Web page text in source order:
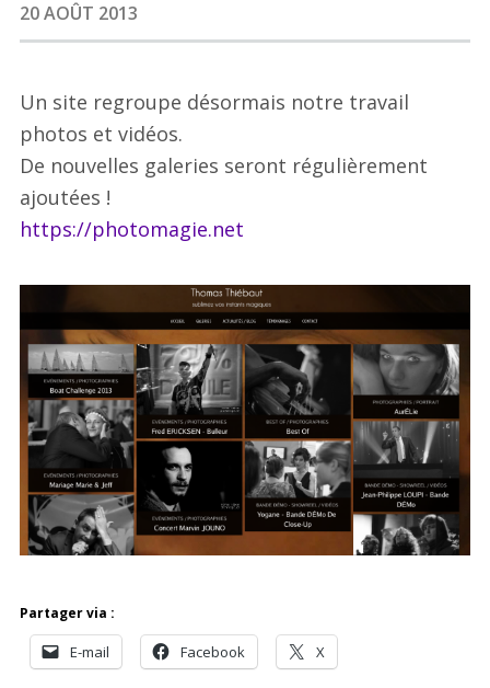
20 AOÛT 2013
Un site regroupe désormais notre travail
photos et vidéos.
De nouvelles galeries seront régulièrement
ajoutées !
https://photomagie.net
Partager via :
E-mail Facebook X